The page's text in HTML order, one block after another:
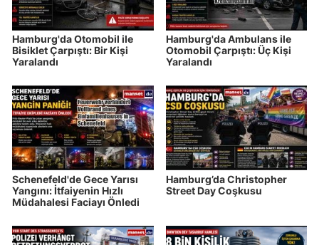
Hamburg'da Otomobil ile
Bisiklet Çarpıştı: Bir Kişi
Yaralandı
Hamburg'da Ambulans ile
Otomobil Çarpıştı: Üç Kişi
Yaralandı
Schenefeld'de Gece Yarısı
Yangını: İtfaiyenin Hızlı
Müdahalesi Faciayı Önledi
Hamburg’da Christopher
Street Day Coşkusu